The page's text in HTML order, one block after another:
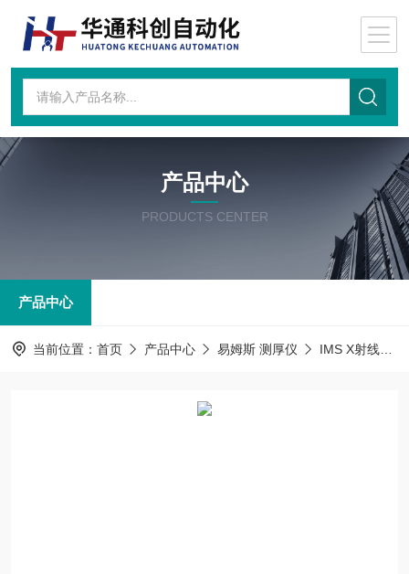
产品中心
PRODUCTS CENTER
产品中心
当前位置： 首页 产品中心 易姆斯 测厚仪 IMS X射线源